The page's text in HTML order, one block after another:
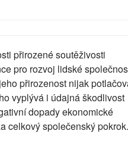
přirozené soutěživosti
pro rozvoj lidské
přirozenost nijak
vyplývá i údajná škodlivost
dopady ekonomické
celkový společenský pokrok.